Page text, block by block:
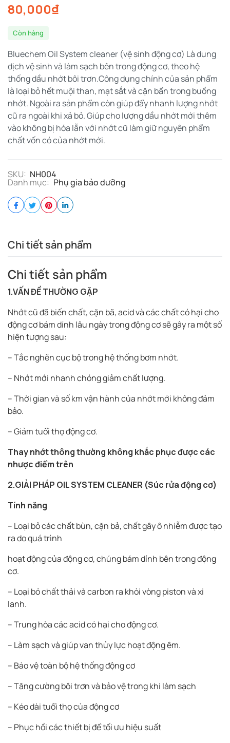
80,000₫
Còn hàng
Bluechem Oil System cleaner (vệ sinh động cơ) Là dung
dịch vệ sinh và làm sạch bên trong động cơ, theo hệ
thống dầu nhớt bôi trơn.Công dụng chính của sản phẩm
là loại bỏ hết muội than, mạt sắt và cặn bẩn trong buồng
nhớt. Ngoài ra sản phẩm còn giúp đẩy nhanh lượng nhớt
cũ ra ngoài khi xả bỏ. Giúp cho lượng dầu nhớt mới thêm
vào không bị hóa lẫn với nhớt cũ làm giữ nguyên phẩm
chất vốn có của nhớt mới.
SKU: NH004
Danh mục: Phụ gia bảo dưỡng
Chi tiết sản phẩm
Chi tiết sản phẩm
1.VẤN ĐỀ THƯỜNG GẶP
Nhớt cũ đã biến chất, cặn bã, acid và các chất có hại cho
động cơ bám dính lâu ngày trong động cơ sẽ gây ra một số
hiện tượng sau:
– Tắc nghẽn cục bộ trong hệ thống bơm nhớt.
– Nhớt mới nhanh chóng giảm chất lượng.
– Thời gian và số km vận hành của nhớt mới không đảm
bảo.
– Giảm tuổi thọ động cơ.
Thay nhớt thông thường không khắc phục được các
nhược điểm trên
2.GIẢI PHÁP OIL SYSTEM CLEANER (Súc rửa động cơ)
Tính năng
– Loại bỏ các chất bùn, cặn bả, chất gây ô nhiễm được tạo
ra do quá trình
hoạt động của động cơ, chúng bám dính bên trong động
cơ.
– Loại bỏ chất thải và carbon ra khỏi vòng piston và xi
lanh.
– Trung hòa các acid có hại cho động cơ.
– Làm sạch và giúp van thủy lực hoạt động êm.
– Bảo vệ toàn bộ hệ thống động cơ
– Tăng cường bôi trơn và bảo vệ trong khi làm sạch
– Kéo dài tuổi thọ của động cơ
– Phục hồi các thiết bị để tối ưu hiệu suất